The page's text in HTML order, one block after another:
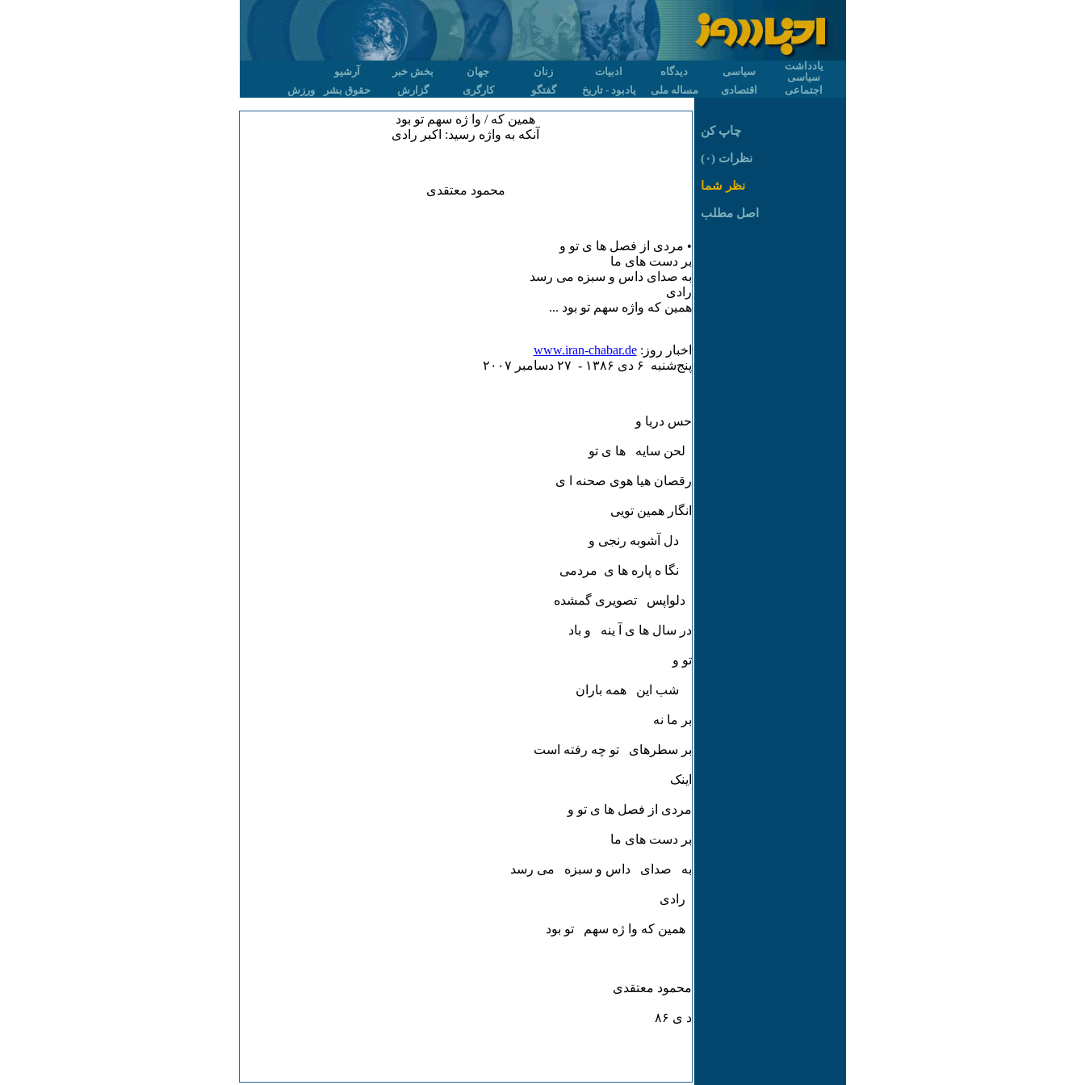
یادداشت
سیاسی
سیاسی دیدگاه ادبیات زنان جهان بخش خبر
آرشیو
اجتماعی
اقتصادی مساله ملی یادبود - تاریخ گفتگو کارگری گزارش حقوق بشر ورزش
همین که / وا ژه سهم تو بود
آنکه به واژه رسید: اکبر رادی
محمود معتقدی
• مردی از فصل ها ی تو و
بر دست های ما
به صدای داس و سبزه می رسد
رادی
همین که واژه سهم تو بود ...
اخبار روز:www.iran-chabar.de
پنج‌شنبه ۶ دی ۱٣٨۶ - ۲۷ دسامبر ۲۰۰۷
حس دریا و
لحن سایه ها ی تو
رقصان هیا هوی صحنه ا ی
انگار همین تویی
دل آشوبه رنجی و
نگا ه پاره ها ی مردمی
دلواپس تصویری گمشده
در سال ها ی آ ینه و باد
تو و
شب این همه باران
بر ما نه
بر سطرهای تو چه رفته است
اینک
مردی از فصل ها ی تو و
بر دست های ما
به صدای داس و سبزه می رسد
رادی
همین که وا ژه سهم تو بود
محمود معتقدی
د ی ٨۶
چاپ کن
نظرات (۰)
نظر شما
اصل مطلب